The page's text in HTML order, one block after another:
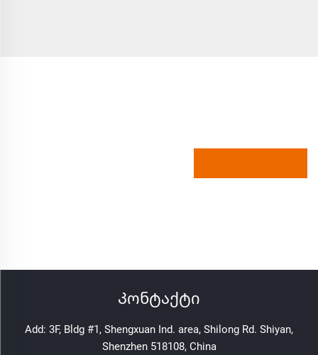
Კონტაქტი
Add: 3F, Bldg #1, Shengxuan Ind. area, Shilong Rd. Shiyan,
Shenzhen 518108, China